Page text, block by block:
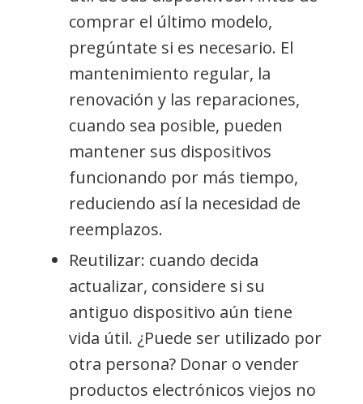
comprar el último modelo,
pregúntate si es necesario. El
mantenimiento regular, la
renovación y las reparaciones,
cuando sea posible, pueden
mantener sus dispositivos
funcionando por más tiempo,
reduciendo así la necesidad de
reemplazos.
Reutilizar: cuando decida
actualizar, considere si su
antiguo dispositivo aún tiene
vida útil. ¿Puede ser utilizado por
otra persona? Donar o vender
productos electrónicos viejos no